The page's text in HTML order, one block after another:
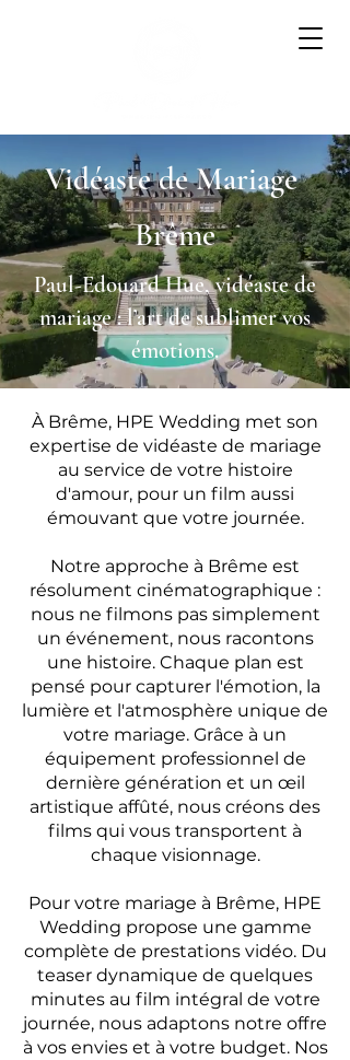
Vidéaste de Mariage
Brême
Paul-Edouard Hue, vidéaste de
mariage : l’art de sublimer vos
émotions.
À Brême, HPE Wedding met son
expertise de vidéaste de mariage
au service de votre histoire
d'amour, pour un film aussi
émouvant que votre journée.
Notre approche à Brême est
résolument cinématographique :
nous ne filmons pas simplement
un événement, nous racontons
une histoire. Chaque plan est
pensé pour capturer l'émotion, la
lumière et l'atmosphère unique de
votre mariage. Grâce à un
équipement professionnel de
dernière génération et un œil
artistique affûté, nous créons des
films qui vous transportent à
chaque visionnage.
Pour votre mariage à Brême, HPE
Wedding propose une gamme
complète de prestations vidéo. Du
teaser dynamique de quelques
minutes au film intégral de votre
journée, nous adaptons notre offre
à vos envies et à votre budget. Nos